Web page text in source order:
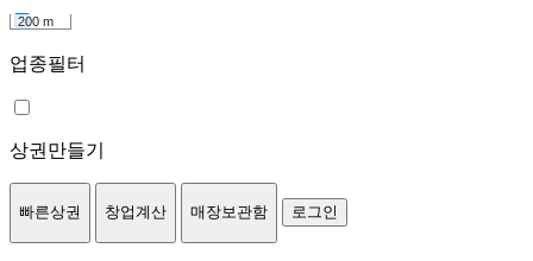
200 m
업종필터
상권만들기
빠른상권 창업계산 매장보관함 로그인